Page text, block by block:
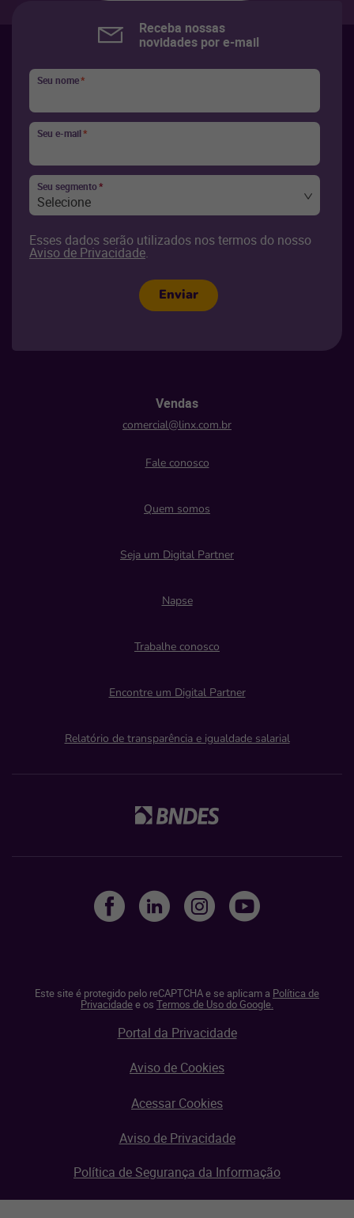
Receba nossas
novidades por e-mail
Seu nome*
Seu e-mail*
Seu segmento*
Selecione
Esses dados serão utilizados nos termos do nosso
Aviso de Privacidade.
Enviar
Vendas
comercial@linx.com.br
Fale conosco
Quem somos
Seja um Digital Partner
Napse
Trabalhe conosco
Encontre um Digital Partner
Relatório de transparência e igualdade salarial
Este site é protegido pelo reCAPTCHA e se aplicam a Política de
Privacidadee os Termos de Uso do Google.
Portal da Privacidade
Aviso de Cookies
Acessar Cookies
Aviso de Privacidade
Política de Segurança da Informação